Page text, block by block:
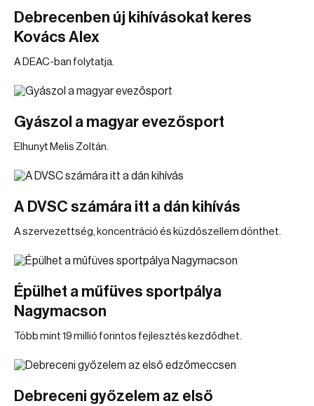
Debrecenben új kihívásokat keres
Kovács Alex
A DEAC-ban folytatja.
Gyászol a magyar evezősport
Elhunyt Melis Zoltán.
A DVSC számára itt a dán kihívás
A szervezettség, koncentráció és küzdőszellem dönthet.
Épülhet a műfüves sportpálya
Nagymacson
Több mint 19 millió forintos fejlesztés kezdődhet.
Debreceni győzelem az első